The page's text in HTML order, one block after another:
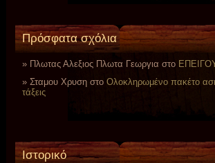
Πρόσφατα σχόλια
Πλωτας Αλεξιος Πλωτα Γεωργια στο
Σταμου Χρυση στοΟλοκληρωμένο πακέτο
τάξεις
Ιστορικό